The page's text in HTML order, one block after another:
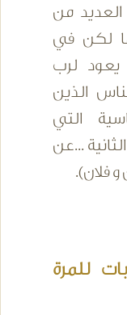
من
لكن في
لرب
الذين
التي
...عن
فلان).
للمرة